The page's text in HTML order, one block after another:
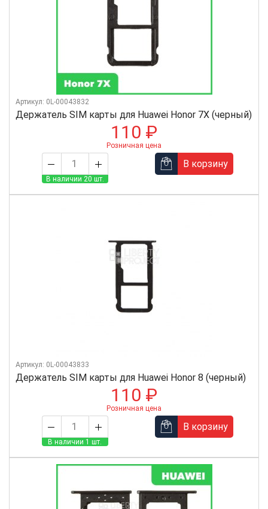
Держатель SIM карты для Huawei Honor 7X (черный)
Артикул: 0L-00043832
110 ₽
Розничная цена
В наличии 20 шт.
В корзину
Держатель SIM карты для Huawei Honor 8 (черный)
Артикул: 0L-00043833
110 ₽
Розничная цена
В наличии 1 шт.
В корзину